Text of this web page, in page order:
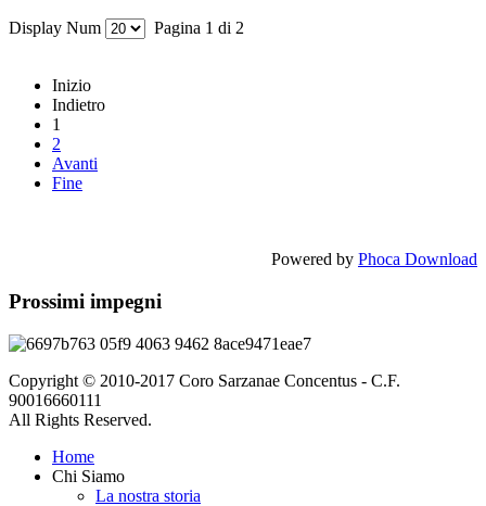
Display Num Pagina 1 di 2
Inizio
Indietro
1
2
Avanti
Fine
Powered by Phoca Download
Prossimi impegni
Copyright © 2010-2017 Coro Sarzanae Concentus - C.F.
90016660111
All Rights Reserved.
Home
Chi Siamo
La nostra storia